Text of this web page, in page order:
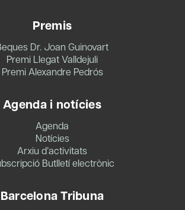
Premis
Dr. Joan Guinovart
Premi Llegat Valldejuli
Premi Alexandre Pedrós
Agenda i notícies
Agenda
Notícies
Arxiu d’activitats
Butlletí electrònic
Barcelona Tribuna